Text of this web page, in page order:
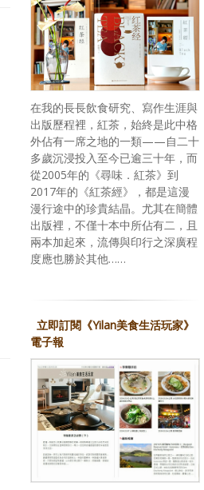
在我的長長飲食研究、寫作生涯與
出版歷程裡，紅茶，始終是此中格
外佔有一席之地的一類——自二十
多歲沉浸投入至今已逾三十年，而
從2005年的《尋味．紅茶》到
2017年的《紅茶經》，都是這漫
漫行途中的珍貴結晶。尤其在簡體
出版裡，不僅十本中所佔有二，且
兩本加起來，流傳與印行之深廣程
度應也勝於其他……
立即訂閱《Yilan美食生活玩家》
電子報